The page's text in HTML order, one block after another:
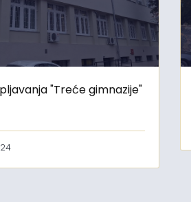
"Treće gimnazije"